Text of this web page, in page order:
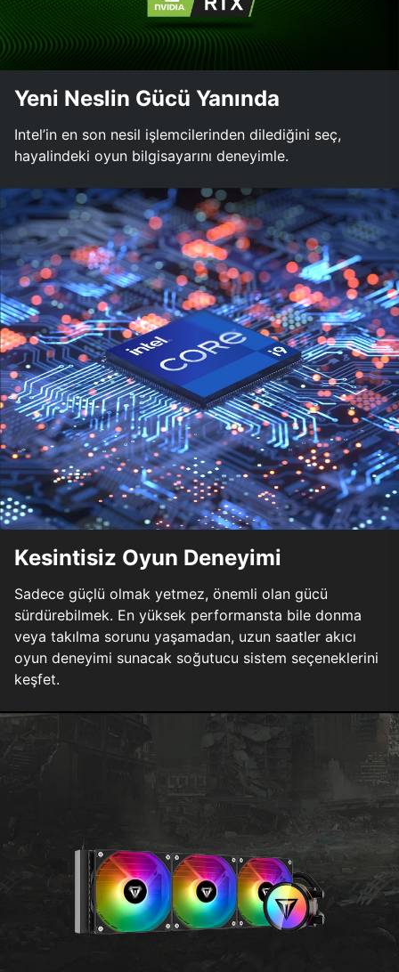
Yeni Neslin Gücü Yanında
Intel’in en son nesil işlemcilerinden dilediğini seç,
hayalindeki oyun bilgisayarını deneyimle.
Kesintisiz Oyun Deneyimi
Sadece güçlü olmak yetmez, önemli olan gücü
sürdürebilmek. En yüksek performansta bile donma
veya takılma sorunu yaşamadan, uzun saatler akıcı
oyun deneyimi sunacak soğutucu sistem seçeneklerini
keşfet.